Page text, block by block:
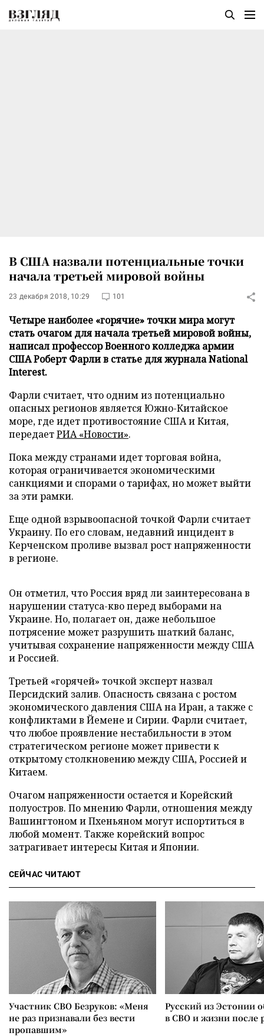
В США назвали потенциальные точки
начала третьей мировой войны
23 декабря 2018, 10:29 101
Четыре наиболее «горячие» точки мира могут
стать очагом для начала третьей мировой войны,
написал профессор Военного колледжа армии
США Роберт Фарли в статье для журнала National
Interest.
Фарли считает, что одним из потенциально
опасных регионов является Южно-Китайское
море, где идет противостояние США и Китая,
передаетРИА «Новости».
Пока между странами идет торговая война,
которая ограничивается экономическими
санкциями и спорами о тарифах, но может выйти
за эти рамки.
Еще одной взрывоопасной точкой Фарли считает
Украину. По его словам, недавний инцидент в
Керченском проливе вызвал рост напряженности
в регионе.
Он отметил, что Россия вряд ли заинтересована в
нарушении статуса-кво перед выборами на
Украине. Но, полагает он, даже небольшое
потрясение может разрушить шаткий баланс,
учитывая сохранение напряженности между США
и Россией.
Третьей «горячей» точкой эксперт назвал
Персидский залив. Опасность связана с ростом
экономического давления США на Иран, а также с
конфликтами в Йемене и Сирии. Фарли считает,
что любое проявление нестабильности в этом
стратегическом регионе может привести к
открытому столкновению между США, Россией и
Китаем.
Очагом напряженности остается и Корейский
полуостров. По мнению Фарли, отношения между
Вашингтоном и Пхеньяном могут испортиться в
любой момент. Также корейский вопрос
затрагивает интересы Китая и Японии.
СЕЙЧАС ЧИТАЮТ
Участник СВО Безруков: «Меня
не раз признавали без вести
пропавшим»
Русский из Эстонии
в СВО и жизни после